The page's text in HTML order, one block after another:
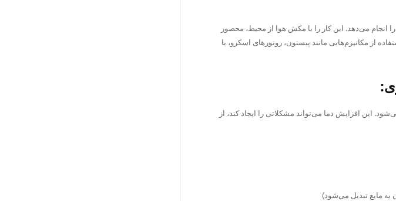
می‌دهد. این کار را با مکش هوا از محیط، محصور
مکانیزم‌هایی مانند پیستون، روتورهای اسکرو، یا
این افزایش دما می‌تواند مشکلاتی را ایجاد کند، از
مایع تبدیل می‌شود)